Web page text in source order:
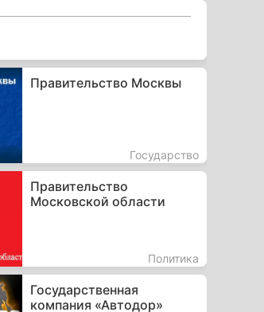
Правительство Москвы
Государство
Правительство
Московской области
Политика
Государственная
компания «Автодор»